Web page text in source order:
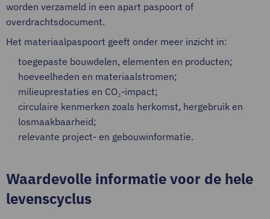
worden verzameld in een apart paspoort of
overdrachtsdocument.
Het materiaalpaspoort geeft onder meer inzicht in:
toegepaste bouwdelen, elementen en producten;
hoeveelheden en materiaalstromen;
milieuprestaties en CO₂-impact;
circulaire kenmerken zoals herkomst, hergebruik en
losmaakbaarheid;
relevante project- en gebouwinformatie.
Waardevolle informatie voor de hele
levenscyclus